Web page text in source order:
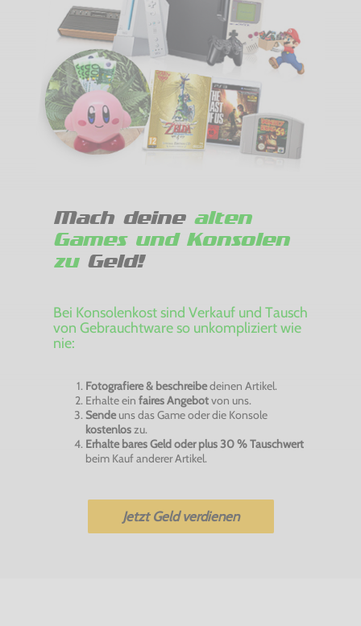
Mach deine alten
Games und Konsolen
zuGeld!
Bei Konsolenkost sind Verkauf und Tausch
von Gebrauchtware so unkompliziert wie
nie:
Fotografiere & beschreibedeinen Artikel.
Erhalte ein faires Angebotvon uns.
Sendeuns das Game oder die Konsole
kostenloszu.
Erhalte bares Geld oder plus 30 % Tauschwert
beim Kauf anderer Artikel.
Jetzt Geld verdienen